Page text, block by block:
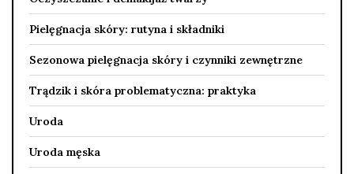
Pielęgnacja skóry: rutyna i składniki
Sezonowa pielęgnacja skóry i czynniki zewnętrzne
Trądzik i skóra problematyczna: praktyka
Uroda
Uroda męska